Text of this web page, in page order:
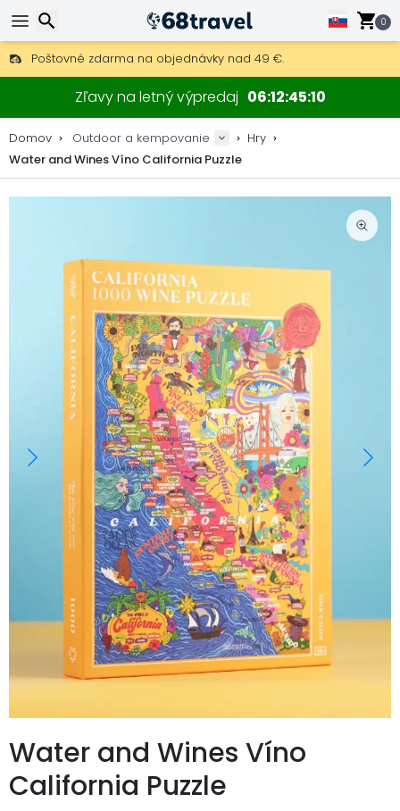
0
Poštovné zdarma na objednávky nad 49 €.
30 dní na vrátenie, 90 dní na drevené mapy a dekorácie.
Najlepšie ceny na outdoor vybavenie a doplnky.
Zľavy na letný výpredaj 06124510
Domov Outdoor a kempovanie
Hry
Water and Wines Víno California Puzzle
Water and Wines Víno
California Puzzle
Hľadať
Hľadať